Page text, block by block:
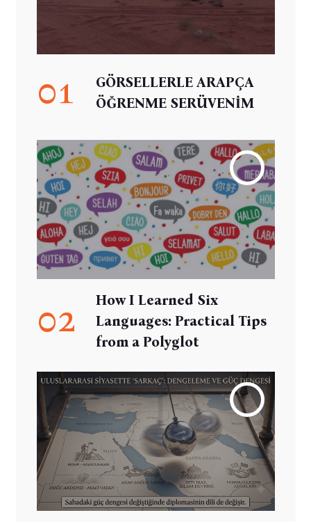
01
GÖRSELLERLE ARAPÇA
ÖĞRENME SERÜVENİM
02
How I Learned Six
Languages: Practical Tips
from a Polyglot